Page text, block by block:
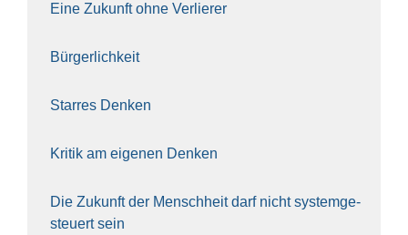
Eine Zukunft ohne Ver­lie­rer
Bür­ger­lich­keit
Star­res Den­ken
Kri­tik am eige­nen Den­ken
Die Zukunft der Mensch­heit darf nicht sys­tem­ge­
steu­ert sein